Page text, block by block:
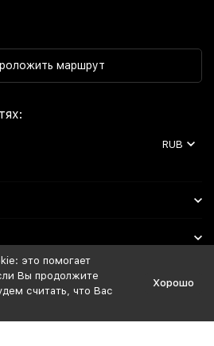
маршрут
RUB
это помогает
Вы продолжите
считать, что Вас
Хорошо